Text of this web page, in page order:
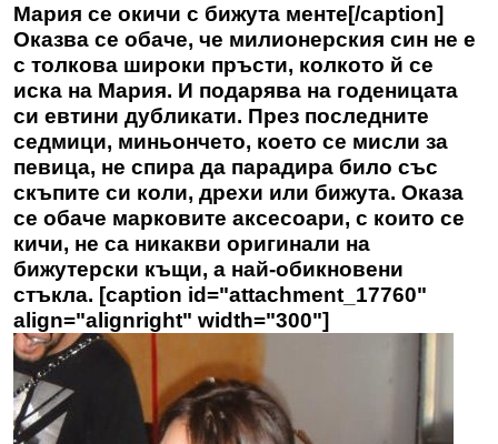
Мария се окичи с бижута менте[/caption]
Оказва се обаче, че милионерския син не е
с толкова широки пръсти, колкото й се
иска на Мария. И подарява на годеницата
си евтини дубликати. През последните
седмици, миньончето, което се мисли за
певица, не спира да парадира било със
скъпите си коли, дрехи или бижута. Оказа
се обаче марковите аксесоари, с които се
кичи, не са никакви оригинали на
бижутерски къщи, а най-обикновени
стъкла. [caption id="attachment_17760"
align="alignright" width="300"]